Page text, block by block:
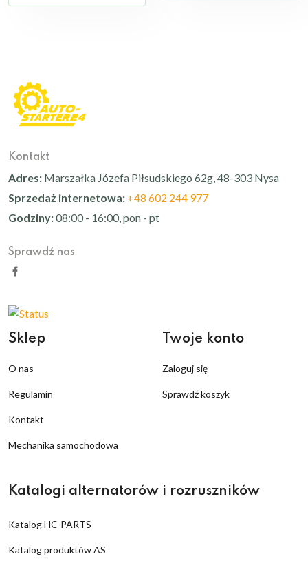
Kontakt
Adres: Marszałka Józefa Piłsudskiego 62g, 48-303 Nysa
Sprzedaż internetowa: +48 602 244 977
Godziny:08:00 - 16:00, pon - pt
Sprawdź nas
Sklep
O nas
Regulamin
Kontakt
Mechanika samochodowa
Twoje konto
Zaloguj się
Sprawdź koszyk
Katalogi alternatorów i rozruszników
Katalog HC-PARTS
Katalog produktów AS